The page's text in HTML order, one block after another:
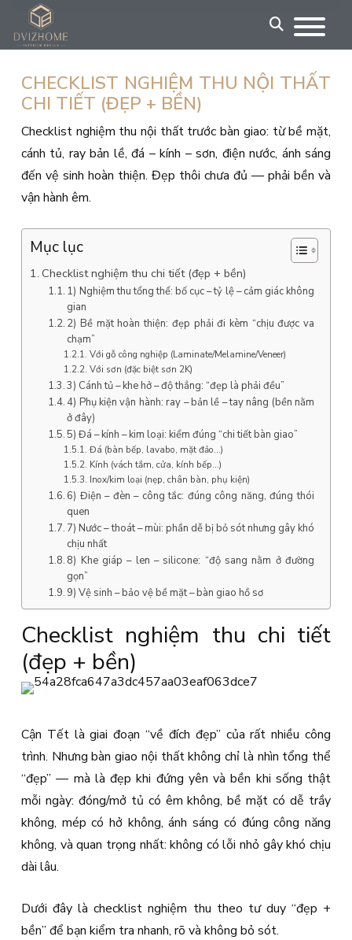
content
CHECKLIST NGHIỆM THU NỘI THẤT
CHI TIẾT (ĐẸP + BỀN)
Checklist nghiệm thu nội thất trước bàn giao: từ bề mặt,
cánh tủ, ray bản lề, đá – kính – sơn, điện nước, ánh sáng
đến vệ sinh hoàn thiện. Đẹp thôi chưa đủ — phải bền và
vận hành êm.
Mục lục
Checklist nghiệm thu chi tiết (đẹp + bền)
1) Nghiệm thu tổng thể: bố cục – tỷ lệ – cảm giác không
gian
2) Bề mặt hoàn thiện: đẹp phải đi kèm “chịu được va
chạm”
Với gỗ công nghiệp (Laminate/Melamine/Veneer)
Với sơn (đặc biệt sơn 2K)
3) Cánh tủ – khe hở – độ thẳng: “đẹp là phải đều”
4) Phụ kiện vận hành: ray – bản lề – tay nâng (bền nằm
ở đây)
5) Đá – kính – kim loại: kiểm đúng “chi tiết bàn giao”
Đá (bàn bếp, lavabo, mặt đảo…)
Kính (vách tắm, cửa, kính bếp…)
Inox/kim loại (nẹp, chân bàn, phụ kiện)
6) Điện – đèn – công tắc: đúng công năng, đúng thói
quen
7) Nước – thoát – mùi: phần dễ bị bỏ sót nhưng gây khó
chịu nhất
8) Khe giáp – len – silicone: “độ sang nằm ở đường
gọn”
9) Vệ sinh – bảo vệ bề mặt – bàn giao hồ sơ
Checklist nghiệm thu chi tiết
(đẹp + bền)
Cận Tết là giai đoạn “về đích đẹp” của rất nhiều công
trình. Nhưng bàn giao nội thất không chỉ là nhìn tổng thể
“đẹp” — mà là đẹp khi đứng yên và bền khi sống thật
mỗi ngày: đóng/mở tủ có êm không, bề mặt có dễ trầy
không, mép có hở không, ánh sáng có đúng công năng
không, và quan trọng nhất: không có lỗi nhỏ gây khó chịu
dài lâu.
Dưới đây là checklist nghiệm thu theo tư duy “đẹp +
bền” để bạn kiểm tra nhanh, rõ và không bỏ sót.